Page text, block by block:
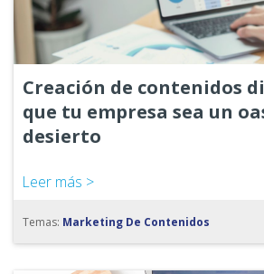
Creación de contenidos
que tu empresa sea un
desierto
Leer más >
Temas: Marketing De Contenidos